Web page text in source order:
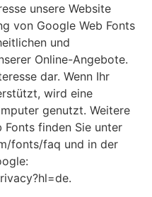
unsere Website
von Google Web Fonts
und
Online-Angebote.
dar. Wenn Ihr
wird eine
genutzt. Weitere
Fonts finden Sie unter
fonts/faq und in der